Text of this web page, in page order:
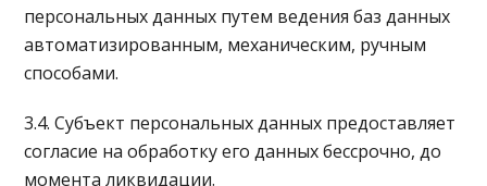
персональных данных путем ведения баз данных
автоматизированным, механическим, ручным
способами.
3.4. Субъект персональных данных предоставляет
согласие на обработку его данных бессрочно, до
момента ликвидации.